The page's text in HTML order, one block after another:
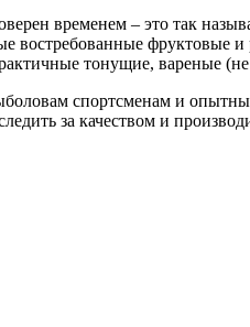
временем – это так
востребованные
тонущие, вареные
спортсменам и
за качеством и